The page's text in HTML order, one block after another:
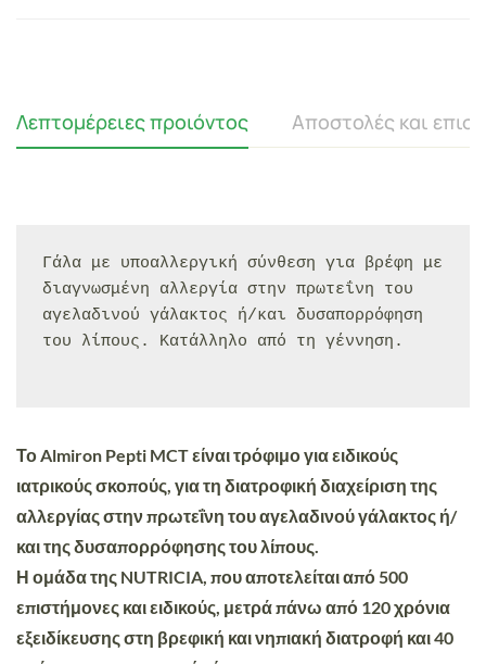
Λεπτομέρειες προιόντος Αποστολές και
Γάλα με υποαλλεργική σύνθεση για βρέφη με
διαγνωσμένη αλλεργία στην πρωτεΐνη του
αγελαδινού γάλακτος ή/και δυσαπορρόφηση
του λίπους. Κατάλληλο από τη γέννηση.
Το Almiron Pepti MCTείναι τρόφιμο για ειδικούς
ιατρικούς σκοπούς, για τη διατροφική διαχείριση της
αλλεργίας στην πρωτεΐνη του αγελαδινού γάλακτος ή/
και της δυσαπορρόφησης του λίπους.
Η ομάδα της NUTRICIA , που αποτελείται από 500
επιστήμονες και ειδικούς, μετρά πάνω από 120 χρόνια
εξειδίκευσης στη βρεφική και νηπιακή διατροφή και 40